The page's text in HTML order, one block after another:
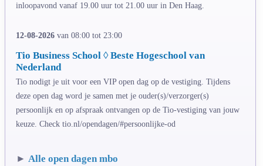
inloopavond vanaf 19.00 uur tot 21.00 uur in Den Haag.
12-08-2026 van 08:00 tot 23:00
Tio Business School ◊ Beste Hogeschool van
Nederland
Tio nodigt je uit voor een VIP open dag op de vestiging. Tijdens
deze open dag word je samen met je ouder(s)/verzorger(s)
persoonlijk en op afspraak ontvangen op de Tio-vestiging van jouw
keuze. Check tio.nl/opendagen/#persoonlijke-od
► Alle open dagen mbo